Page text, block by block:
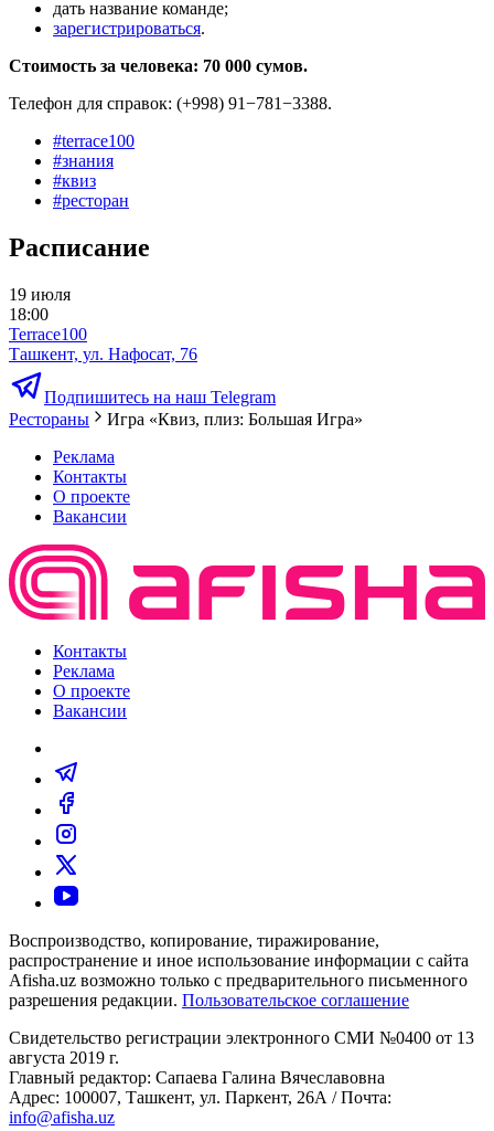
дать название команде;
зарегистрироваться.
Стоимость за человека: 70 000 сумов.
Телефон для справок: (+998) 91−781−3388.
#terrace100
#знания
#квиз
#ресторан
Расписание
19 июля
18:00
Terrace100
Ташкент, ул. Нафосат, 76
Подпишитесь на наш Telegram
Рестораны
Игра «Квиз, плиз: Большая Игра»
Реклама
Контакты
О проекте
Вакансии
Контакты
Реклама
О проекте
Вакансии
Воспроизводство, копирование, тиражирование,
распространение и иное использование информации с сайта
Afisha.uz возможно только с предварительного письменного
разрешения редакции. Пользовательское соглашение
Свидетельство регистрации электронного СМИ №0400 от 13
августа 2019 г.
Главный редактор: Сапаева Галина Вячеславовна
Адрес: 100007, Ташкент, ул. Паркент, 26А / Почта:
info@afisha.uz